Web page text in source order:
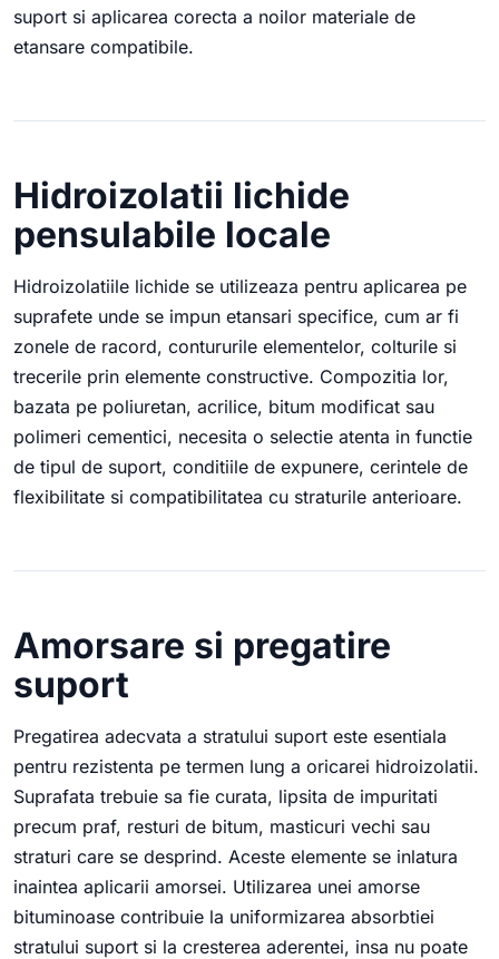
suport si aplicarea corecta a noilor materiale de
etansare compatibile.
Hidroizolatii lichide
pensulabile locale
Hidroizolatiile lichide se utilizeaza pentru aplicarea pe
suprafete unde se impun etansari specifice, cum ar fi
zonele de racord, contururile elementelor, colturile si
trecerile prin elemente constructive. Compozitia lor,
bazata pe poliuretan, acrilice, bitum modificat sau
polimeri cementici, necesita o selectie atenta in functie
de tipul de suport, conditiile de expunere, cerintele de
flexibilitate si compatibilitatea cu straturile anterioare.
Amorsare si pregatire
suport
Pregatirea adecvata a stratului suport este esentiala
pentru rezistenta pe termen lung a oricarei hidroizolatii.
Suprafata trebuie sa fie curata, lipsita de impuritati
precum praf, resturi de bitum, masticuri vechi sau
straturi care se desprind. Aceste elemente se inlatura
inaintea aplicarii amorsei. Utilizarea unei amorse
bituminoase contribuie la uniformizarea absorbtiei
stratului suport si la cresterea aderentei, insa nu poate